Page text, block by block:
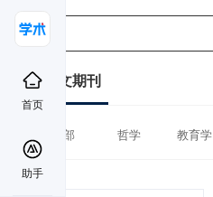
首页
助手
中文期刊
全部 哲学 教育学